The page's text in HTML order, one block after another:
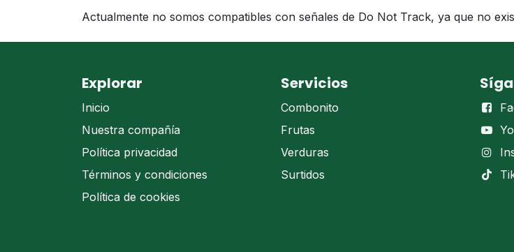
Actualmente no somos compatibles con señales de Do Not Track, ya que no
Explorar
Inicio
Nuestra compañía
Política privacidad
Términos y condiciones
Política de cookies
Servicios
Combonito
Frutas
Verduras
Surtidos